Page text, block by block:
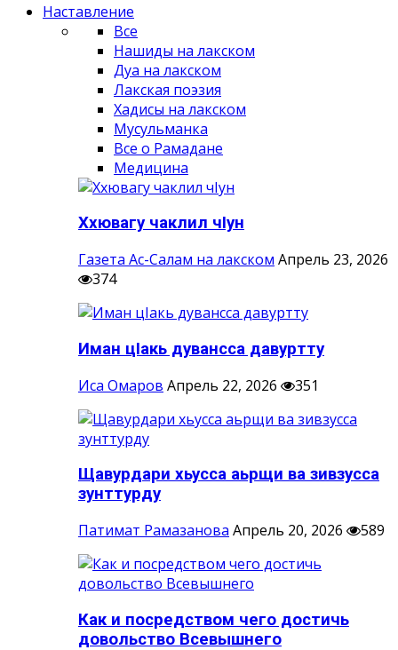
Наставление
Все
Нашиды на лакском
Дуа на лакском
Лакская поэзия
Хадисы на лакском
Мусульманка
Все о Рамадане
Медицина
Ххювагу чаклил чIун
Газета Ас-Салам на лакском Апрель 23, 2026
374
Иман цIакь дувансса давуртту
Иса Омаров Апрель 22, 2026 351
Щавурдари хьусса аьрщи ва зивзусса
зунттурду
Патимат Рамазанова Апрель 20, 2026 589
Как и посредством чего достичь
довольство Всевышнего